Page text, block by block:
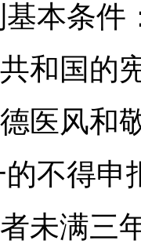
本条件
和国的
医风和
不得申
未满三